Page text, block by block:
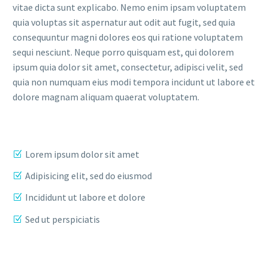
vitae dicta sunt explicabo. Nemo enim ipsam voluptatem
quia voluptas sit aspernatur aut odit aut fugit, sed quia
consequuntur magni dolores eos qui ratione voluptatem
sequi nesciunt. Neque porro quisquam est, qui dolorem
ipsum quia dolor sit amet, consectetur, adipisci velit, sed
quia non numquam eius modi tempora incidunt ut labore et
dolore magnam aliquam quaerat voluptatem.
Lorem ipsum dolor sit amet
Adipisicing elit, sed do eiusmod
Incididunt ut labore et dolore
Sed ut perspiciatis